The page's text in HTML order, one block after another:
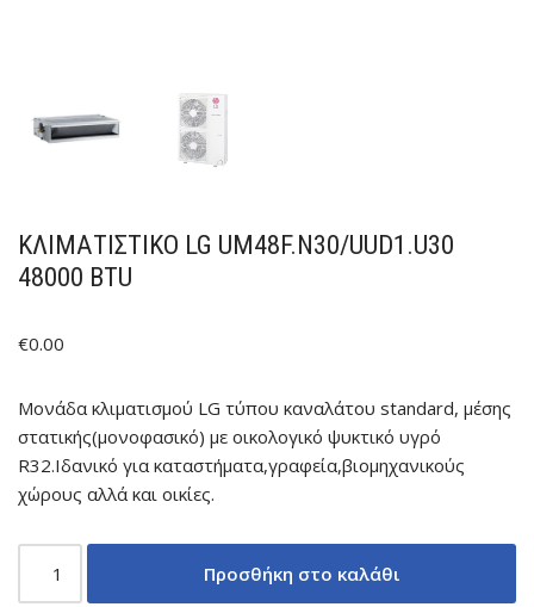
ΚΛΙΜΑΤΙΣΤΙΚΟ LG UM48F.N30/UUD1.U30
48000 BTU
€0.00
Μονάδα κλιματισμού LG τύπου καναλάτου standard, μέσης
στατικής(μονοφασικό) με οικολογικό ψυκτικό υγρό
R32.Ιδανικό για καταστήματα,γραφεία,βιομηχανικούς
χώρους αλλά και οικίες.
Προσθήκη στο καλάθι